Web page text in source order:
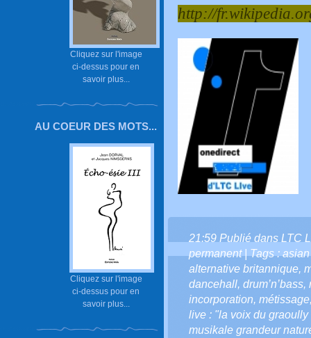
Cliquez sur l'image
ci-dessus pour en
savoir plus...
AU COEUR DES MOTS...
Cliquez sur l'image
ci-dessus pour en
savoir plus...
http://
21:59 Publié dans LTC
permanent| Tags :
alternative britannique,
dancehall, drum’n’bass,
incorporation, métissage
live : "la voix du graoully
musikale grandeur